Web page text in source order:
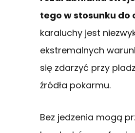
tego w stosunku do
karaluchy jest
ekstremalnych
się zdarzyć przy
źródła pokarmu.
Bez jedzenia mogą